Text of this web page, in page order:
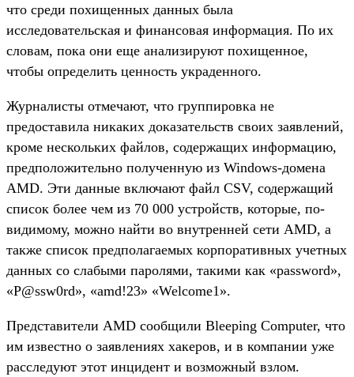
что среди похищенных данных была
исследовательская и финансовая информация. По их
словам, пока они еще анализируют похищенное,
чтобы определить ценность украденного.
Журналисты отмечают, что группировка не
предоставила никаких доказательств своих заявлений,
кроме нескольких файлов, содержащих информацию,
предположительно полученную из Windows-домена
AMD. Эти данные включают файл CSV, содержащий
список более чем из 70 000 устройств, которые, по-
видимому, можно найти во внутренней сети AMD, а
также список предполагаемых корпоративных учетных
данных со слабыми паролями, такими как «password»,
«P@ssw0rd», «amd!23» «Welcome1».
Представители AMD сообщили Bleeping Computer, что
им известно о заявлениях хакеров, и в компании уже
расследуют этот инцидент и возможный взлом.